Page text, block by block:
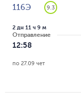
116Э 9.3
Отправление
12:58
2 дн 11 ч 9 м
по 27.09 чет